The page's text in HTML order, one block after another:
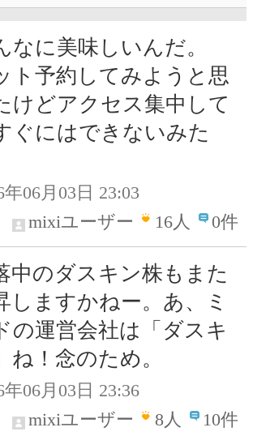
なに美味しいんだ。
ト予約してみようと思
けどアクセス集中して
ぐにはできないみた
年06月03日 23:03
mixiユーザー
16人 0件
中のダスキン株もまた
しますかねー。あ、ミ
の運営会社は「ダスキ
ね！念のため。
年06月03日 23:36
mixiユーザー
8人 10件